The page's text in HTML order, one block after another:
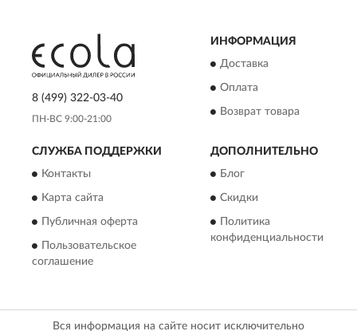
8 (499) 322-03-40
ПН-ВС 9:00-21:00
ИНФОРМАЦИЯ
Доставка
Оплата
Возврат товара
СЛУЖБА ПОДДЕРЖКИ
Контакты
Карта сайта
Публичная оферта
Пользовательское
соглашение
ДОПОЛНИТЕЛЬНО
Блог
Скидки
Политика
конфиденциальности
Вся информация на сайте носит исключительно